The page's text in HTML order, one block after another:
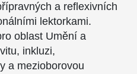
a reflexivních
lektorkami.
oblast Umění a
inkluzi,
a mezioborovou